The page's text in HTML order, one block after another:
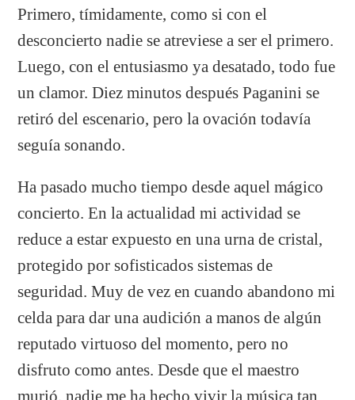
Primero, tímidamente, como si con el
desconcierto nadie se atreviese a ser el primero.
Luego, con el entusiasmo ya desatado, todo fue
un clamor. Diez minutos después Paganini se
retiró del escenario, pero la ovación todavía
seguía sonando.
Ha pasado mucho tiempo desde aquel mágico
concierto. En la actualidad mi actividad se
reduce a estar expuesto en una urna de cristal,
protegido por sofisticados sistemas de
seguridad. Muy de vez en cuando abandono mi
celda para dar una audición a manos de algún
reputado virtuoso del momento, pero no
disfruto como antes. Desde que el maestro
murió, nadie me ha hecho vivir la música tan